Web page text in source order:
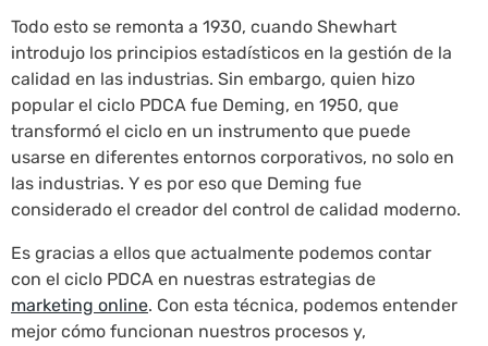
Todo esto se remonta a 1930, cuando Shewhart
introdujo los principios estadísticos en la gestión de la
calidad en las industrias. Sin embargo, quien hizo
popular el ciclo PDCA fue Deming, en 1950, que
transformó el ciclo en un instrumento que puede
usarse en diferentes entornos corporativos, no solo en
las industrias. Y es por eso que Deming fue
considerado el creador del control de calidad moderno.
Es gracias a ellos que actualmente podemos contar
con el ciclo PDCA en nuestras estrategias de
marketing online. Con esta técnica, podemos entender
mejor cómo funcionan nuestros procesos y,